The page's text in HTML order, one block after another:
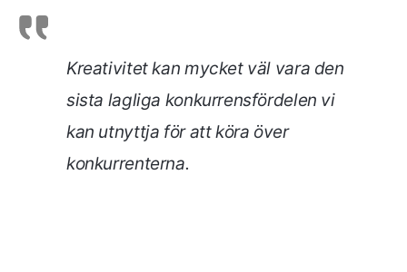
Kreativitet kan mycket väl vara den
sista lagliga konkurrensfördelen vi
kan utnyttja för att köra över
konkurrenterna.